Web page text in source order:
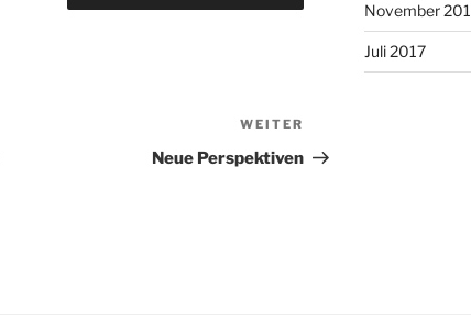
Beitrag
WEITER
Neue Perspektiven
November
Juli 2017